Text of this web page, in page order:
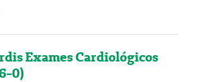
Exames Cardiológicos
0)